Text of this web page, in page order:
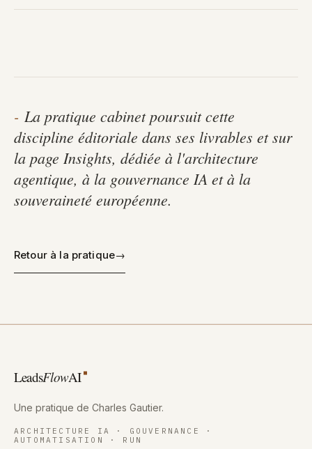
- La pratique cabinet poursuit cette
discipline éditoriale dans ses livrables et sur
la page Insights, dédiée à l'architecture
agentique, à la gouvernance IA et à la
souveraineté européenne.
Retour à la pratique→
LeadsFlowAI
Une pratique de Charles Gautier.
ARCHITECTURE IA · GOUVERNANCE ·
AUTOMATISATION · RUN